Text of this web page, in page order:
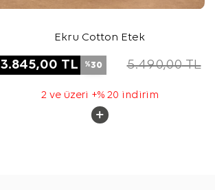
Ekru Cotton Etek
3.845,00 TL %30 5.490,00TL
2 ve üzeri +% 20 indirim